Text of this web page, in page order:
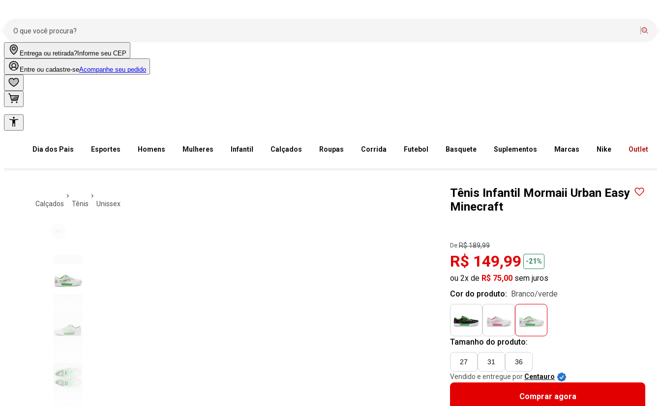
Entrega ou retirada? Informe seu CEP
Entre ou cadastre-seAcompanhe seu pedido
Dia dos Pais Esportes Homens Mulheres Infantil Calçados Roupas Corrida Futebol Basquete Suplementos Marcas Nike Outlet
calçados tênis unissex
Tênis Infantil Mormaii Urban Easy
Minecraft
De:R$ 189,99
R$ 149,99 -21%
ou 2x de R$ 75,00 sem juros
Cor do produto:
branco/verde
Tamanho do produto:
27 31
36
Vendido e entregue por Centauro
Comprar agora